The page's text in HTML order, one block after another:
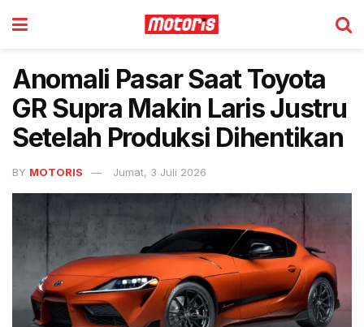
Anomali Pasar Saat Toyota
GR Supra Makin Laris Justru
Setelah Produksi Dihentikan
BY MOTORIS Jumat, 3 Juli 2026